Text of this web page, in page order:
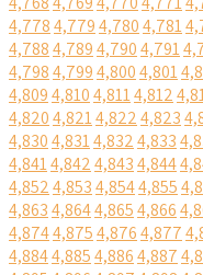
4,7784,7794,7804,781
4,7884,7894,7904,791
4,7984,7994,8004,801
4,8094,8104,8114,812
4,8204,8214,8224,823
4,8304,8314,8324,833
4,8414,8424,8434,844
4,8524,8534,8544,855
4,8634,8644,8654,866
4,8744,8754,8764,877
4,8844,8854,8864,887